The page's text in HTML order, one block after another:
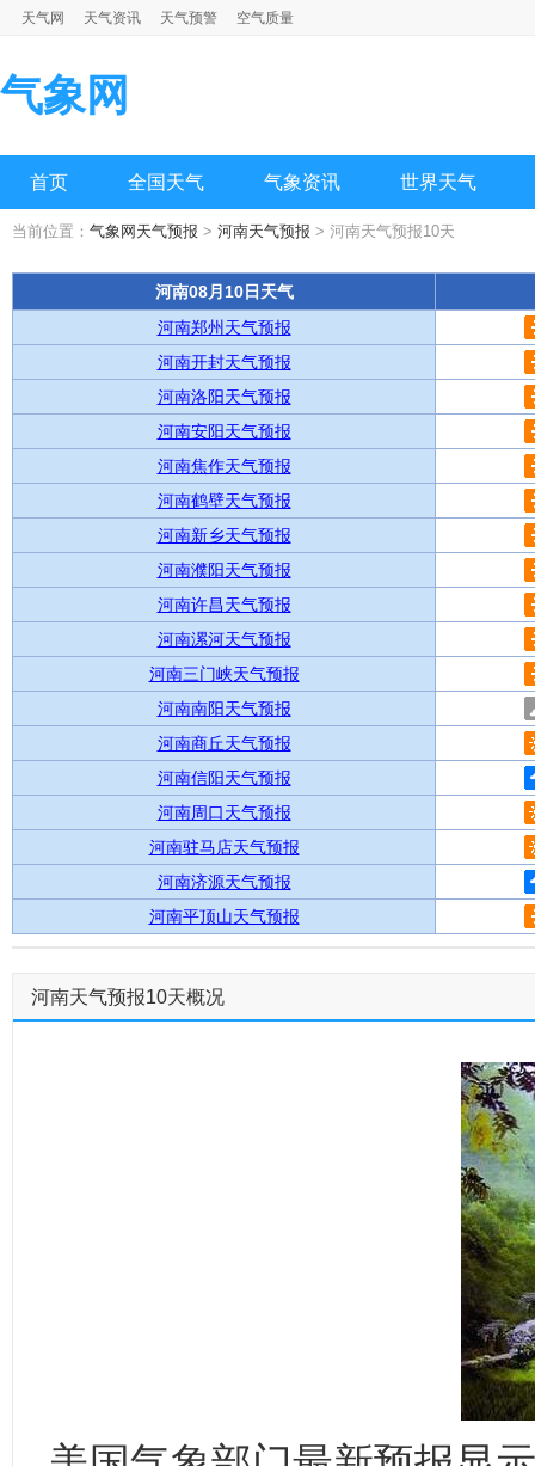
天气网 天气资讯 天气预警 空气质量
气象网
首页 全国天气 气象资讯 世界天气
当前位置： 气象网天气预报 > 河南天气预报 > 河南天气预报10天
河南08月10日天气
河南郑州天气预报
河南开封天气预报
河南洛阳天气预报
河南安阳天气预报
河南焦作天气预报
河南鹤壁天气预报
河南新乡天气预报
河南濮阳天气预报
河南许昌天气预报
河南漯河天气预报
河南三门峡天气预报
河南南阳天气预报
河南商丘天气预报
河南信阳天气预报
河南周口天气预报
河南驻马店天气预报
河南济源天气预报
河南平顶山天气预报
河南天气预报10天概况